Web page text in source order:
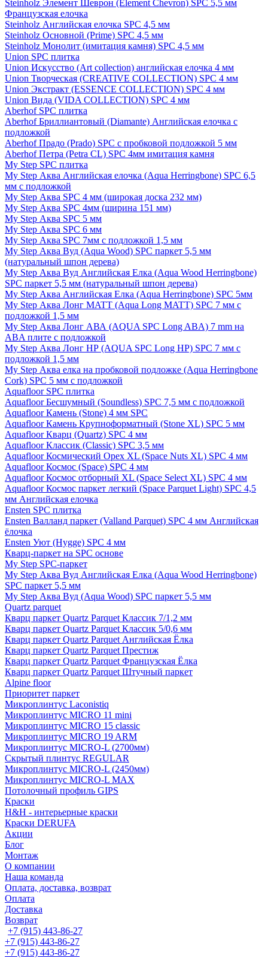
Steinholz Элемент Шеврон (Element Chevron) SPC 5,5 мм
Французская елочка
Steinholz Английская елочка SPC 4,5 мм
Steinholz Основной (Prime) SPC 4,5 мм
Steinholz Монолит (имитация камня) SPC 4,5 мм
Union SPC плитка
Union Искусство (Art collection) английская елочка 4 мм
Union Творческая (CREATIVE COLLECTION) SPC 4 мм
Union Экстракт (ESSENCE COLLECTION) SPC 4 мм
Union Вида (VIDA COLLECTION) SPC 4 мм
Aberhof SPC плитка
Aberhof Бриллиантовый (Diamante) Английская елочка с
подложкой
Aberhof Прадо (Prado) SPC с пробковой подложкой 5 мм
Aberhof Петра (Petra CL) SPC 4мм имитация камня
My Step SPC плитка
My Step Аква Английская елочка (Aqua Herringbone) SPC 6,5
мм с подложкой
My Step Аква SPC 4 мм (широкая доска 232 мм)
My Step Аква SPC 4мм (ширина 151 мм)
My Step Аква SPC 5 мм
My Step Аква SPC 6 мм
My Step Аква SPC 7мм c подложкой 1,5 мм
My Step Аква Вуд (Aqua Wood) SPC паркет 5,5 мм
(натуральный шпон дерева)
My Step Аква Вуд Английская Елка (Aqua Wood Herringbone)
SPC паркет 5,5 мм (натуральный шпон дерева)
My Step Аква Английская Елка (Aqua Herringbone) SPC 5мм
My Step Аква Лонг MATT (Aqua Long MATT) SPC 7 мм с
подложкой 1,5 мм
My Step Аква Лонг АВА (AQUA SPC Long ABA) 7 mm на
ABA плите с подложкой
My Step Аква Лонг НР (AQUA SPC Long HP) SPC 7 мм с
подложкой 1,5 мм
My Step Аква елка на пробковой подложке (Aqua Herringbone
Cork) SPC 5 мм с подложкой
Aquafloor SPC плитка
Aquafloor Бесшумный (Soundless) SPC 7,5 мм с подложкой
Aquafloor Камень (Stone) 4 мм SPC
Aquafloor Камень Крупноформатный (Stone XL) SPC 5 мм
Aquafloor Кварц (Quartz) SPC 4 мм
Aquafloor Классик (Classic) SPC 3,5 мм
Aquafloor Космический Орех XL (Space Nuts XL) SPC 4 мм
Aquafloor Космос (Space) SPC 4 мм
Aquafloor Космос отборный XL (Space Select XL) SPC 4 мм
Aquafloor Космос паркет легкий (Space Parquet Light) SPC 4,5
мм Английская елочка
Ensten SPC плитка
Ensten Валланд паркет (Valland Parquet) SPC 4 мм Английская
ёлочка
Ensten Уют (Hygge) SPC 4 мм
Кварц-паркет на SPC основе
My Step SPC-паркет
My Step Аква Вуд Английская Елка (Aqua Wood Herringbone)
SPC паркет 5,5 мм
My Step Аква Вуд (Aqua Wood) SPC паркет 5,5 мм
Quartz parquet
Кварц паркет Quartz Parquet Классик 7/1,2 мм
Кварц паркет Quartz Parquet Классик 5/0,6 мм
Кварц паркет Quartz Parquet Английская Ёлка
Кварц паркет Quartz Parquet Престиж
Кварц паркет Quartz Parquet Французская Ёлка
Кварц паркет Quartz Parquet Штучный паркет
Alpine floor
Приоритет паркет
Микроплинтус Laconistiq
Микроплинтус MICRO 11 mini
Микроплинтус MICRO 15 classic
Микроплинтус MICRO 19 ARM
Микроплинтус MICRO-L (2700мм)
Скрытый плинтус REGULAR
Микроплинтус MICRO-L (2450мм)
Микроплинтус MICRO-L MAX
Потолочный профиль GIPS
Краски
H&H - интерьерные краски
Краски DERUFA
Акции
Блог
Монтаж
О компании
Наша команда
Оплата, доставка, возврат
Оплата
Доставка
Возврат
+7 (915) 443-86-27
+7 (915) 443-86-27
+7 (915) 443-86-27